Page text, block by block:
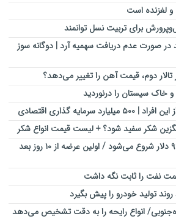
و لغزنده است
برای تربیت نسل توانمند
در صورت عدم دریافت سهمیه آرد | دوگانه سوز
تالار دوم، قیمت آهن را تغییر می‌دهد؟
گذاری اقتصادی
شکر سفید شود؟ + لیست قیمت انواع شکر
قیمت آیفون ۱۵ پرو از ۹۹۹ دلار شروع می‌شود / اولین عرضه از ۱۰ روز بعد
نفت را ثابت نگه داشت
تولید خودرو را پیش بگیرد
انواع رایحه را به دقت تشخیص می‌دهد